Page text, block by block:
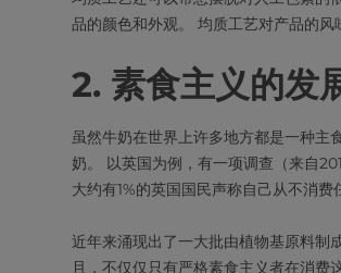
品的颜色和外观。 均质工艺对产品的风
2. 素食主义的发
虽然牛奶在世界上许多地方都是一种主
奶。 以英国为例，有一项调查（来自
大约有1%的英国国民声称自己从不消
近年来涌现出了一大批由植物基原料制
且，不仅仅只有严格素食主义者在消